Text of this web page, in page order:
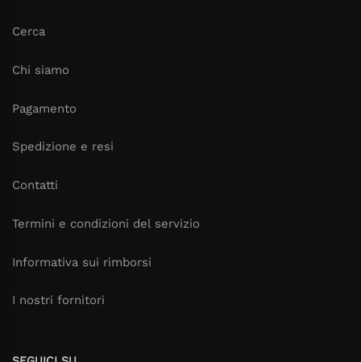
Cerca
Chi siamo
Pagamento
Spedizione e resi
Contatti
Termini e condizioni del servizio
Informativa sui rimborsi
I nostri fornitori